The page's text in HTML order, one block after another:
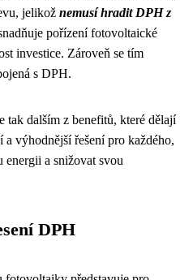
jelikož nemusí hradit DPH z
pořízení fotovoltaické
investice. Zároveň se tím
s DPH.
tak dalším z benefitů, které dělají
výhodnější řešení pro každého,
energii a snižovat svou
DPH